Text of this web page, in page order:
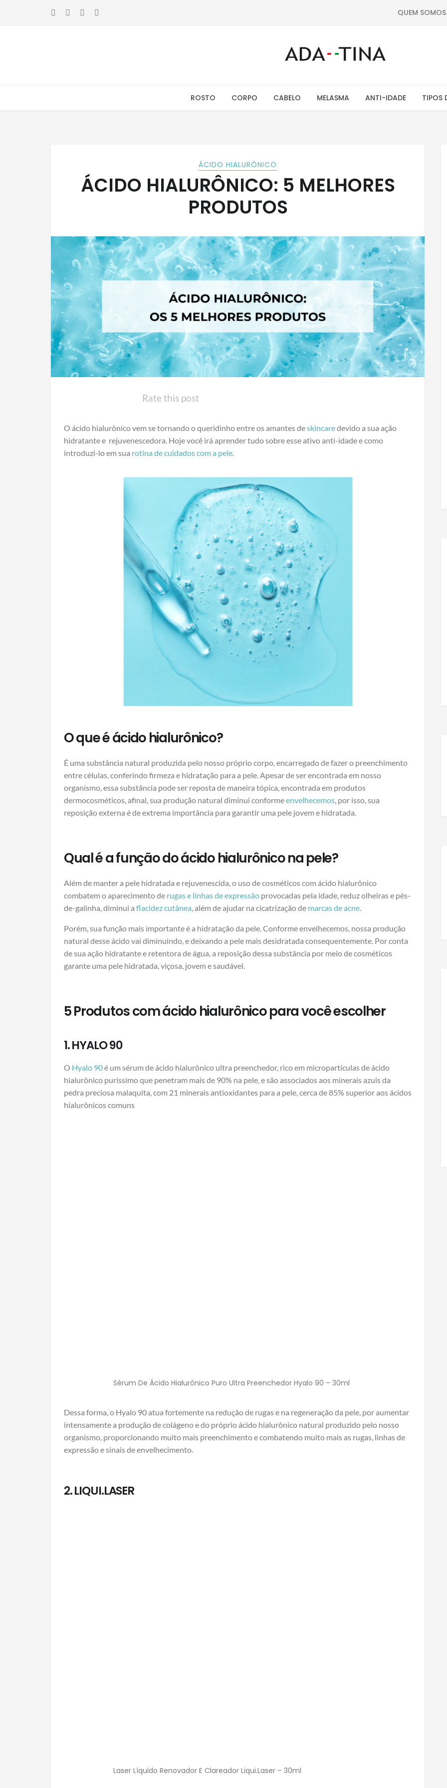
QUEM SOMOS
ROSTO CORPO CABELO MELASMA ANTI-IDADE TIPOS
ÁCIDO HIALURÔNICO
ÁCIDO HIALURÔNICO: 5 MELHORES
PRODUTOS
Rate this post
O ácido hialurônico vem se tornando o queridinho entre os amantes deskincaredevido a sua ação
hidratante e rejuvenescedora. Hoje você irá aprender tudo sobre esse ativo anti-idade e como
introduzi-lo em sua rotina de cuidados com a pele.
O que é ácido hialurônico?
É uma substância natural produzida pelo nosso próprio corpo, encarregado de fazer o preenchimento
entre células, conferindo firmeza e hidratação para a pele. Apesar de ser encontrada em nosso
organismo, essa substância pode ser reposta de maneira tópica, encontrada em produtos
dermocosméticos, afinal, sua produção natural diminui conformeenvelhecemos, por isso, sua
reposição externa é de extrema importância para garantir uma pele jovem e hidratada.
Qual é a função do ácido hialurônico na pele?
Além de manter a pele hidratada e rejuvenescida, o uso de cosméticos com ácido hialurônico
combatem o aparecimento de rugas e linhas de expressãoprovocadas pela idade, reduz olheiras e pés-
de-galinha, diminui a flacidez cutânea, além de ajudar na cicatrização de marcas de acne.
Porém, sua função mais importante é a hidratação da pele. Conforme envelhecemos, nossa produção
natural desse ácido vai diminuindo, e deixando a pele mais desidratada consequentemente. Por conta
de sua ação hidratante e retentora de água, a reposição dessa substância por meio de cosméticos
garante uma pele hidratada, viçosa, jovem e saudável.
5 Produtos com ácido hialurônico para você escolher
1. HYALO 90
O Hyalo 90é um sérum de ácido hialurônico ultra preenchedor, rico em micropartículas de ácido
hialurônico puríssimo que penetram mais de 90% na pele, e são associados aos minerais azuis da
pedra preciosa malaquita, com 21 minerais antioxidantes para a pele, cerca de 85% superior aos ácidos
hialurônicos comuns
Sérum De Ácido Hialurônico Puro Ultra Preenchedor Hyalo 90 – 30ml
Dessa forma, o Hyalo 90 atua fortemente na redução de rugas e na regeneração da pele, por aumentar
intensamente a produção de colágeno e do próprio ácido hialurônico natural produzido pelo nosso
organismo, proporcionando muito mais preenchimento e combatendo muito mais as rugas, linhas de
expressão e sinais de envelhecimento.
2. LIQUI.LASER
Laser Líquido Renovador E Clareador Liqui.Laser – 30ml